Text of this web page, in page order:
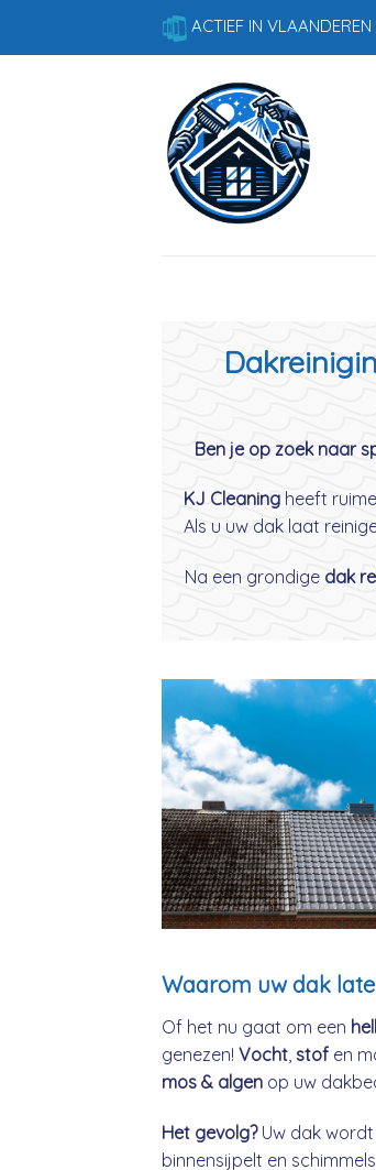
ACTIEF IN VLAANDEREN
Ben je op zoek naar
KJ Cleaning heeft ruime
Als u uw dak laat
Na een grondige dak
Waarom uw dak
Of het nu gaat om een
genezen! Vocht stof en
mos & algen op uw
Het gevolg?Uw dak wordt
binnensijpelt en